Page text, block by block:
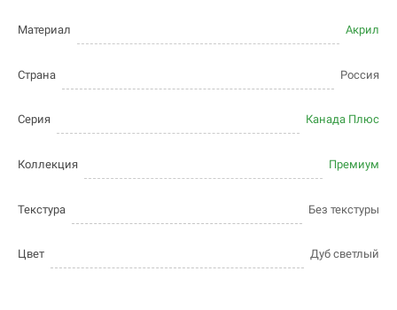
Материал Акрил
Страна Россия
Серия Канада Плюс
Коллекция Премиум
Текстура Без текстуры
Цвет Дуб светлый